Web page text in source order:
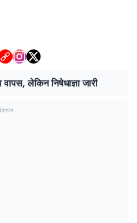
लेकिन निषेधाज्ञा जारी